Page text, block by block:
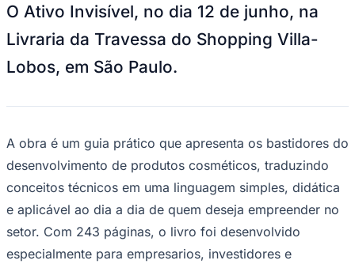
Copa do Brasil
Libertadores
Sul-Americana
Copa América
Champions League
O Ativo Invisível, no dia 12 de junho, na
Livraria da Travessa do Shopping Villa-
Lobos, em São Paulo.
A obra é um guia prático que apresenta os bastidores do
desenvolvimento de produtos cosméticos, traduzindo
conceitos técnicos em uma linguagem simples, didática
e aplicável ao dia a dia de quem deseja empreender no
setor. Com 243 páginas, o livro foi desenvolvido
especialmente para empresarios, investidores e